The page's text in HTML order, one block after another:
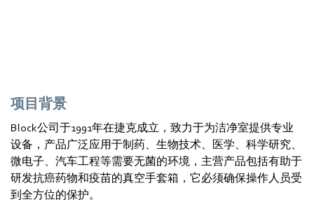
项目背景
Block公司于1991年在捷克成立，致力于为洁净室提供专业
设备，产品广泛应用于制药、生物技术、医学、科学研究、
微电子、汽车工程等需要无菌的环境，主营产品包括有助于
研发抗癌药物和疫苗的真空手套箱，它必须确保操作人员受
到全方位的保护。